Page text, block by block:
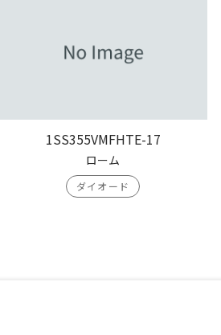
1SS355VMFHTE-17
ローム
ダイオード